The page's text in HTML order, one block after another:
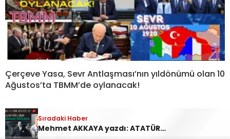
Çerçeve Yasa, Sevr Antlaşması’nın yıldönümü olan 10
Ağustos’ta TBMM’de oylanacak!
Sıradaki Haber
Mehmet AKKAYA yazdı: ATATÜRK CUMHURİYETİ VE G.KORE’NİN SIRRI